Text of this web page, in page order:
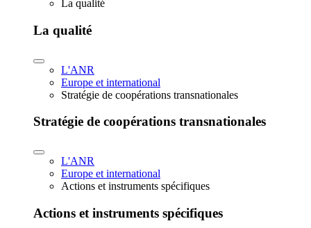
La qualité
La qualité
L'ANR
Europe et international
Stratégie de coopérations transnationales
Stratégie de coopérations transnationales
L'ANR
Europe et international
Actions et instruments spécifiques
Actions et instruments spécifiques